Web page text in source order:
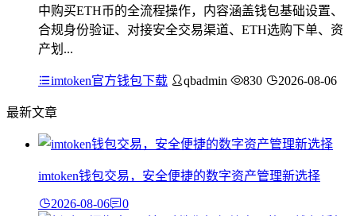
中购买ETH币的全流程操作，内容涵盖钱包基础设置、
合规身份验证、对接安全交易渠道、ETH选购下单、资
产划...
imtoken官方钱包下载 qbadmin 830 2026-08-06
最新文章
imtoken钱包交易，安全便捷的数字资产管理新选择
2026-08-06 0